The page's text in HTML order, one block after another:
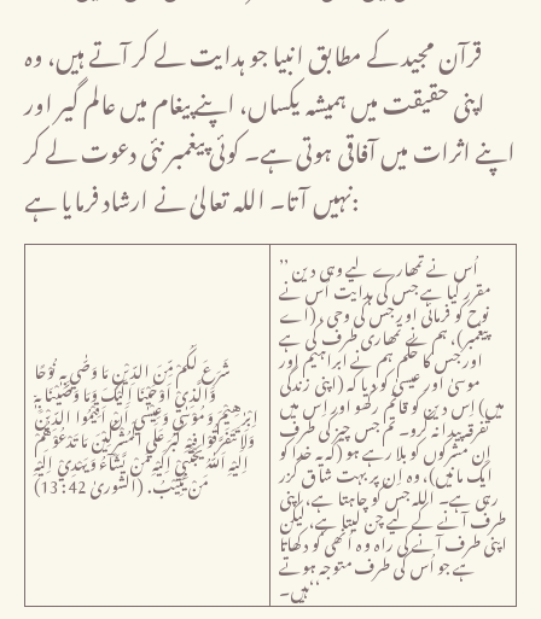
قرآن مجید کے مطابق انبیا جو ہدایت لے کر آتے ہیں، وہ
اپنی حقیقت میں ہمیشہ یکساں، اپنے پیغام میں عالم گیر اور
اپنے اثرات میں آفاقی ہوتی ہے۔ کوئی پیغمبر نئی دعوت لے کر
نہیں آتا۔ اللہ تعالیٰ نے ارشاد فرمایا ہے:
شَرَعَ لَكُمْ مِّنَ الدِّيْنِ مَا وَصّٰي بِهٖ نُوْحًا
وَّالَّذِيْ اَوْحَيْنَا اِلَيْكَ وَمَا وَصَّيْنَا بِهٖ٘
اِبْرٰهِيْمَ وَمُوْسٰي وَعِيْسٰي اَنْ اَقِيْمُوا الدِّيْنَ
وَلَا تَتَفَرَّقُوْا فِيْهِ كَبُرَ عَلَي الْمُشْرِكِيْنَ مَا تَدْعُوْهُمْ
اِلَيْهِ اَللّٰهُ يَجْتَبِيْ اِلَيْهِ مَنْ يَّشَآءُ وَيَهْدِيْ اِلَيْهِ
مَنْ يُّنِيْبُ. (الشوریٰ 42: 13)
’’ اُس نے تمھارے لیے وہی دین
مقرر کیا ہے جس کی ہدایت اُس نے
نوح کو فرمائی اور جس کی وحی، (اے
پیغمبر)، ہم نے تمھاری طرف کی ہے
اور جس کا حکم ہم نے ابراہیم اور
موسیٰ اور عیسیٰ کو دیا کہ (اپنی زندگی
میں) اِس دین کو قائم رکھو اور اِس میں
تفرقہ پیدا نہ کرو۔ تم جس چیز کی طرف
اِن مشرکوں کو بلا رہے ہو (کہ یہ خدا کو
ایک مانیں)، وہ اِن پر بہت شاق گزر
رہی ہے۔ اللہ جس کو چاہتا ہے، اپنی
طرف آنے کے لیے چن لیتا ہے، لیکن
اپنی طرف آنے کی راہ وہ اُنھی کو دکھاتا
ہے جو اُس کی طرف متوجہ ہوتے
ہیں۔‘‘